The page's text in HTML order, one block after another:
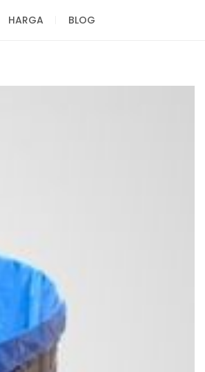
HARGA BLOG